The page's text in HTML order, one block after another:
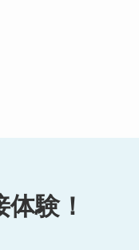
験！